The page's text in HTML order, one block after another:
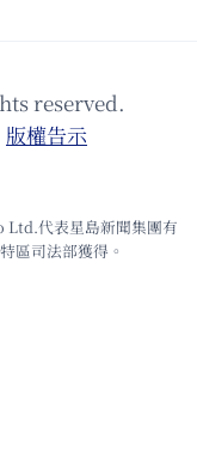
reserved.
版權告⽰
Ltd.代表星島新聞集團有
區司法部獲得。